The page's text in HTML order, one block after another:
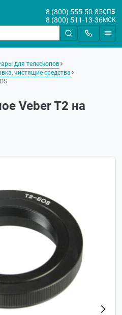
8 (800) 555-50-85СПБ
8 (800) 511-13-36МСК
для телескопов
чистящие средства
Veber T2 на